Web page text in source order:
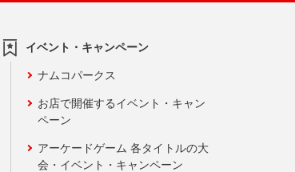
イベント・キャンペーン
ナムコパークス
お店で開催するイベント・キャン
ペーン
アーケードゲーム 各タイトルの大
会・イベント・キャンペーン